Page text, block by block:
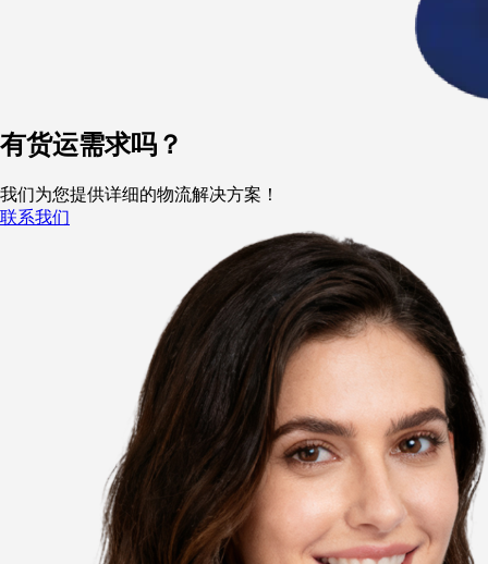
有货运需求吗？
我们为您提供详细的物流解决方案！
联系我们